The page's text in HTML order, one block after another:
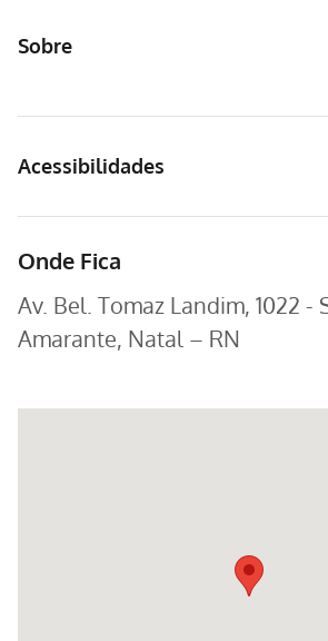
Sobre
Acessibilidades
Onde Fica
Av. Bel. Tomaz Landim, 1022 -
Amarante, Natal – RN